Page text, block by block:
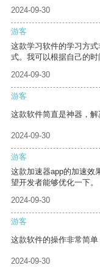
2024-09-30
游客
这款学习软件的学习方
式。我可以根据自己的时
2024-09-30
游客
这款软件简直是神器，解
2024-09-30
游客
这款加速器app的加速效
望开发者能够优化一下。
2024-09-30
游客
这款软件的操作非常简单
2024-09-30